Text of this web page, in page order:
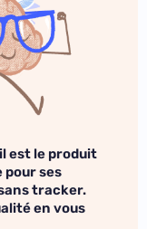
est le produit
pour ses
tracker.
en vous